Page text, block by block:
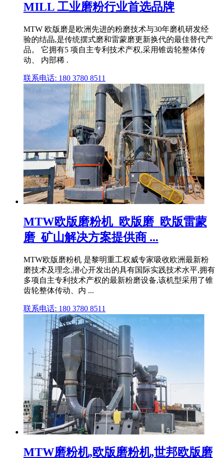
MILL 工业磨粉行业首选品牌
MTW 欧版磨是欧洲先进的粉磨技术与30年磨机研发经
验的结晶,是传统摆式磨和雷蒙磨更新换代的最佳替代产
品。 它拥有5 项自主专利技术产权,采用锥齿轮整体传
动、 内部稀 .
联系电话: 180 3780 8511
MTW欧版磨粉机_欧版磨_欧版雷蒙
磨_矿山解决方案提供商 ...
MTW欧版磨粉机 是黎明重工权威专家吸收欧洲最新粉
磨技术及理念,潜心开发出的具有国际实践技术水平,拥有
多项自主专利技术产权的最新粉磨设备,该机型采用了锥
齿轮整体传动、内 ...
联系电话: 180 3780 8511
MTW磨粉机,欧版磨粉机,世邦欧版磨